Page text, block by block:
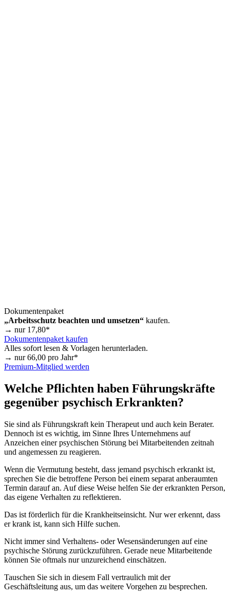
Dokumentenpaket
„Arbeitsschutz beachten und umsetzen“ kaufen.
→ nur 17,80*
Dokumentenpaket kaufen
Alles sofort lesen & Vorlagen herunterladen.
→ nur66,00 pro Jahr*
Premium-Mitglied werden
Welche Pflichten haben Führungskräfte
gegenüber psychisch Erkrankten?
Sie sind als Führungskraft kein Therapeut und auch kein Berater.
Dennoch ist es wichtig, im Sinne Ihres Unternehmens auf
Anzeichen einer psychischen Störung bei Mitarbeitenden zeitnah
und angemessen zu reagieren.
Wenn die Vermutung besteht, dass jemand psychisch erkrankt ist,
sprechen Sie die betroffene Person bei einem separat anberaumten
Termin darauf an. Auf diese Weise helfen Sie der erkrankten Person,
das eigene Verhalten zu reflektieren.
Das ist förderlich für die Krankheitseinsicht. Nur wer erkennt, dass
er krank ist, kann sich Hilfe suchen.
Nicht immer sind Verhaltens- oder Wesensänderungen auf eine
psychische Störung zurückzuführen. Gerade neue Mitarbeitende
können Sie oftmals nur unzureichend einschätzen.
Tauschen Sie sich in diesem Fall vertraulich mit der
Geschäftsleitung aus, um das weitere Vorgehen zu besprechen.